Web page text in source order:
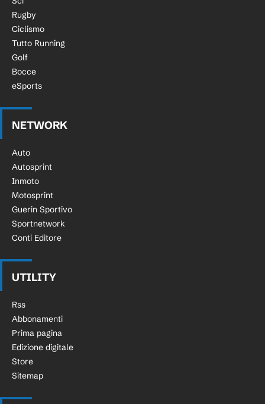
Rugby
Ciclismo
Tutto Running
Golf
Bocce
eSports
NETWORK
Auto
Autosprint
Inmoto
Motosprint
Guerin Sportivo
Sportnetwork
Conti Editore
UTILITY
Rss
Abbonamenti
Prima pagina
Edizione digitale
Store
Sitemap